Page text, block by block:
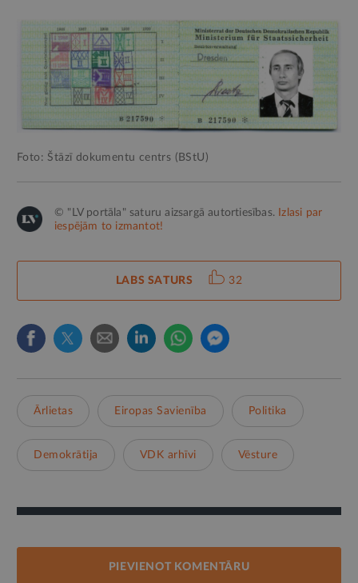
Foto: Štāzī dokumentu centrs (BStU)
© "LV portāla" saturu aizsargā autortiesības.
Izlasi par
iespējām to izmantot!
LABS SATURS 32
Ārlietas Eiropas Savienība Politika
Demokrātija VDK arhīvi Vēsture
PIEVIENOT KOMENTĀRU